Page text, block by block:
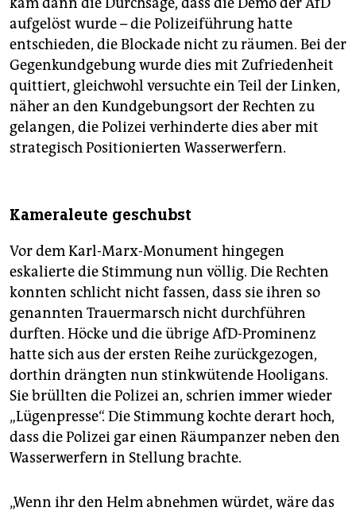
aufgelöst wurde – die Polizeiführung hatte
entschieden, die Blockade nicht zu räumen. Bei der
Gegenkundgebung wurde dies mit Zufriedenheit
quittiert, gleichwohl versuchte ein Teil der Linken,
näher an den Kundgebungsort der Rechten zu
gelangen, die Polizei verhinderte dies aber mit
strategisch Positionierten Wasserwerfern.
Kameraleute geschubst
Vor dem Karl-Marx-Monument hingegen
eskalierte die Stimmung nun völlig. Die Rechten
konnten schlicht nicht fassen, dass sie ihren so
genannten Trauermarsch nicht durchführen
durften. Höcke und die übrige AfD-Prominenz
hatte sich aus der ersten Reihe zurückgezogen,
dorthin drängten nun stinkwütende Hooligans.
Sie brüllten die Polizei an, schrien immer wieder
„Lügenpresse“. Die Stimmung kochte derart hoch,
dass die Polizei gar einen Räumpanzer neben den
Wasserwerfern in Stellung brachte.
„Wenn ihr den Helm abnehmen würdet, wäre das